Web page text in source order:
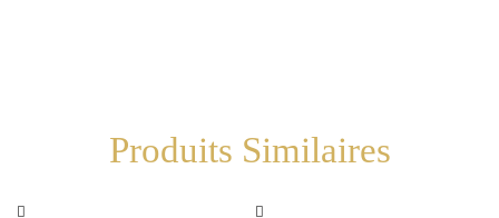
Produits Similaires